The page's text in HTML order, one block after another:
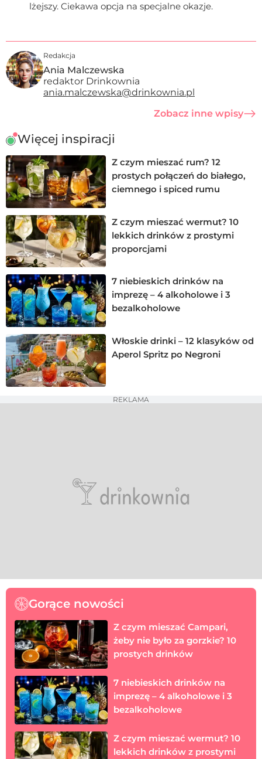
lżejszy. Ciekawa opcja na specjalne okazje.
Redakcja
Ania Malczewska
redaktor Drinkownia
ania.malczewska@drinkownia.pl
Zobacz inne wpisy
Więcej inspiracji
Z czym mieszać rum? 12
prostych połączeń do białego,
ciemnego i spiced rumu
Z czym mieszać wermut? 10
lekkich drinków z prostymi
proporcjami
7 niebieskich drinków na
imprezę – 4 alkoholowe i 3
bezalkoholowe
Włoskie drinki – 12 klasyków od
Aperol Spritz po Negroni
REKLAMA
Gorące nowości
Z czym mieszać Campari,
żeby nie było za gorzkie? 10
prostych drinków
7 niebieskich drinków na
imprezę – 4 alkoholowe i 3
bezalkoholowe
Z czym mieszać wermut? 10
lekkich drinków z prostymi